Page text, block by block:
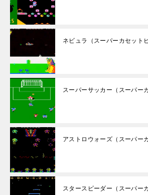
ネビュラ（スーパーカセット
スーパーサッカー（スーパー
アストロウォーズ（スーパー
スタースピーダー（スーパー